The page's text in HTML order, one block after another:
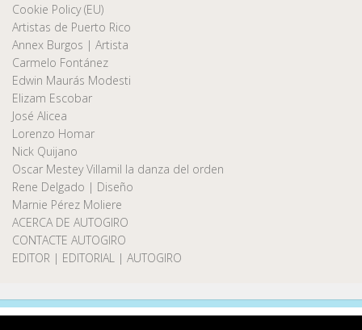
Cookie Policy (EU)
Artistas de Puerto Rico
Annex Burgos | Artista
Carmelo Fontánez
Edwin Maurás Modesti
Elizam Escobar
José Alicea
Lorenzo Homar
Nick Quijano
Oscar Mestey Villamil la danza del orden
Rene Delgado | Diseño
Marnie Pérez Moliere
ACERCA DE AUTOGIRO
CONTACTE AUTOGIRO
EDITOR | EDITORIAL | AUTOGIRO